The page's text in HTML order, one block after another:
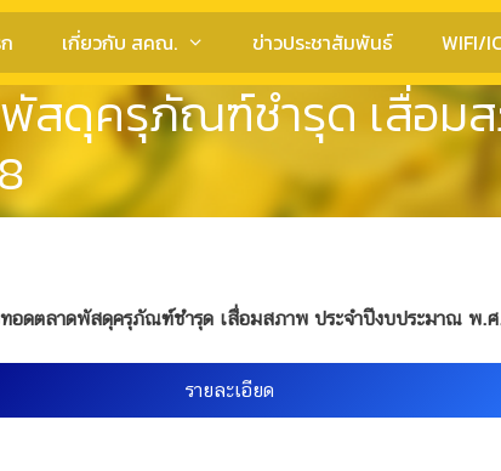
เกี่ยวกับ สคณ. ข่าวประชาสัมพันธ์ WIFI/
สดุครุภัณฑ์ชำรุด เสื่อม
ทอดตลาดพัสดุครุภัณฑ์ชำรุด เสื่อมสภาพ ประจำปีงบประมาณ พ.
รายละเอียด